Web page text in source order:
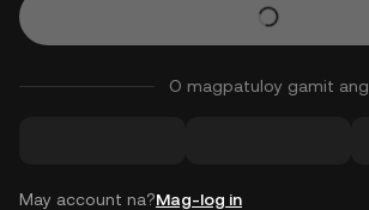
O magpatuloy gamit ang
May account na?Mag-log in